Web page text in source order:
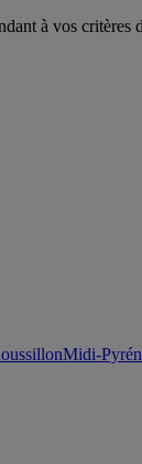
à vos critères
Midi-